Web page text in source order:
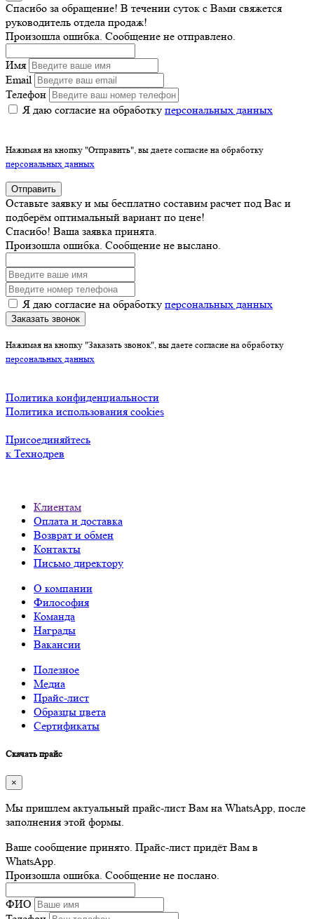
Спасибо за обращение! В течении суток с Вами свяжется
руководитель отдела продаж!
Произошла ошибка. Сообщение не отправлено.
Имя
Email
Телефон
Я даю согласие на обработку персональных данных
Нажимая на кнопку "Отправить", вы даете согласие на обработку
персональных данных
Отправить
Оставьте заявку и мы бесплатно составим расчет под Вас и
подберём оптимальный вариант по цене!
Спасибо! Ваша заявка принята.
Произошла ошибка. Сообщение не выслано.
Я даю согласие на обработку персональных данных
Заказать звонок
Нажимая на кнопку "Заказать звонок", вы даете согласие на обработку
персональных данных
Политика конфиденциальности
Политика использования cookies
Присоединяйтесь
к Технодрев
Клиентам
Оплата и доставка
Возврат и обмен
Контакты
Письмо директору
О компании
Философия
Команда
Награды
Вакансии
Полезное
Медиа
Прайс-лист
Образцы цвета
Сертификаты
Скачать прайс
×
Мы пришлем актуальный прайс-лист Вам на WhatsApp, после
заполнения этой формы.
Ваше сообщение принято. Прайс-лист придёт Вам в
WhatsApp.
Произошла ошибка. Сообщение не послано.
ФИО